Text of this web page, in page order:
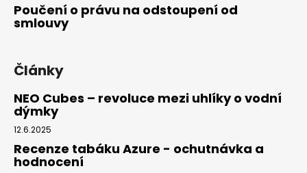
Poučení o právu na odstoupení od
smlouvy
Články
NEO Cubes – revoluce mezi uhlíky o vodní
dýmky
12.6.2025
Recenze tabáku Azure - ochutnávka a
hodnocení